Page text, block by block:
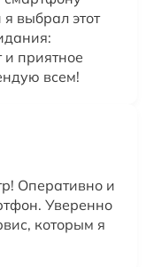
выбрал этот
и приятное
всем!
Оперативно и
Уверенно
которым я